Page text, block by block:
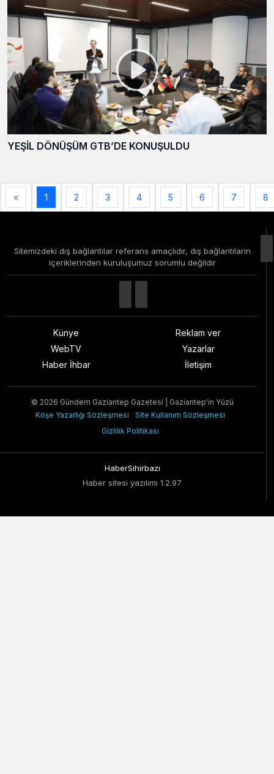
YEŞİL DÖNÜŞÜM GTB’DE KONUŞULDU
« 1 2 3 4 5 6 7 8
Sitemizdeki dış bağlantılar referans amaçlıdır, dış bağlantıların
içeriklerinden kuruluşumuz sorumlu değildir
Künye
WebTV
Haber İhbar
Reklam ver
Yazarlar
İletişim
© 2026 Gündem Gaziantep Gazetesi | Gaziantep'in Yüzü
Köşe Yazarlığı Sözleşmesi
Site Kullanım Sözleşmesi
Gizlilik Politikası
HaberSihirbazı
Haber sitesi yazılımı 1.2.97